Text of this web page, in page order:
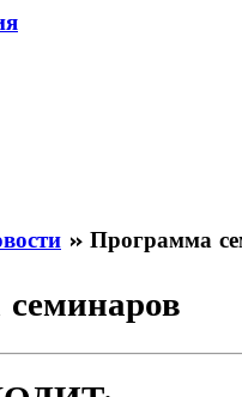
» Программа